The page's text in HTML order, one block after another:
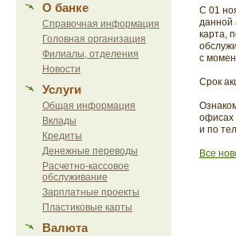
О банке
Справочная информация
Головная организация
Филиалы, отделения
Новости
Услуги
Общая информация
Вклады
Кредиты
Денежные переводы
Расчетно-кассовое
обслуживание
Зарплатные проекты
Пластиковые карты
Валюта
С 01
данной
карта,
с
Срок
офисах
и по
Все